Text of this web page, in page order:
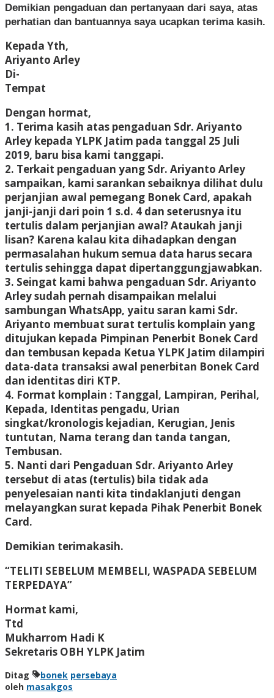
Demikian pengaduan dan pertanyaan dari saya, atas
perhatian dan bantuannya saya ucapkan terima kasih.
Kepada Yth,
Ariyanto Arley
Di-
Tempat
Dengan hormat,
1. Terima kasih atas pengaduan Sdr. Ariyanto
Arley kepada YLPK Jatim pada tanggal 25 Juli
2019, baru bisa kami tanggapi.
2. Terkait pengaduan yang Sdr. Ariyanto Arley
sampaikan, kami sarankan sebaiknya dilihat dulu
perjanjian awal pemegang Bonek Card, apakah
janji-janji dari poin 1 s.d. 4 dan seterusnya itu
tertulis dalam perjanjian awal? Ataukah janji
lisan? Karena kalau kita dihadapkan dengan
permasalahan hukum semua data harus secara
tertulis sehingga dapat dipertanggungjawabkan.
3. Seingat kami bahwa pengaduan Sdr. Ariyanto
Arley sudah pernah disampaikan melalui
sambungan WhatsApp, yaitu saran kami Sdr.
Ariyanto membuat surat tertulis komplain yang
ditujukan kepada Pimpinan Penerbit Bonek Card
dan tembusan kepada Ketua YLPK Jatim dilampiri
data-data transaksi awal penerbitan Bonek Card
dan identitas diri KTP.
4. Format komplain : Tanggal, Lampiran, Perihal,
Kepada, Identitas pengadu, Urian
singkat/kronologis kejadian, Kerugian, Jenis
tuntutan, Nama terang dan tanda tangan,
Tembusan.
5. Nanti dari Pengaduan Sdr. Ariyanto Arley
tersebut di atas (tertulis) bila tidak ada
penyelesaian nanti kita tindaklanjuti dengan
melayangkan surat kepada Pihak Penerbit Bonek
Card.
Demikian terimakasih.
“TELITI SEBELUM MEMBELI, WASPADA SEBELUM
TERPEDAYA”
Hormat kami,
Ttd
Mukharrom Hadi K
Sekretaris OBH YLPK Jatim
Ditag bonek persebaya
oleh masakgos